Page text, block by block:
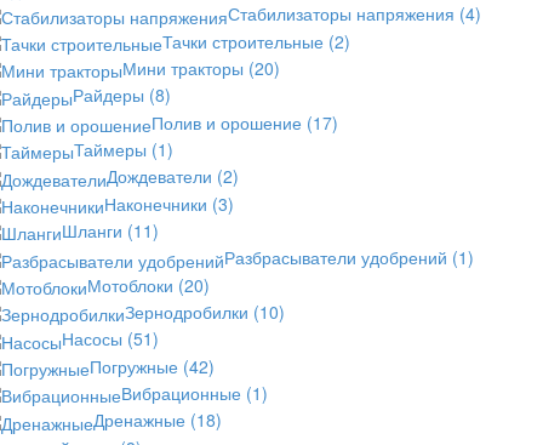
Стабилизаторы напряжения (4)
Тачки строительные (2)
Мини тракторы (20)
Райдеры (8)
Полив и орошение (17)
Таймеры (1)
Дождеватели (2)
Наконечники (3)
Шланги (11)
Разбрасыватели удобрений (1)
Мотоблоки (20)
Зернодробилки (10)
Насосы (51)
Погружные (42)
Вибрационные (1)
Дренажные (18)